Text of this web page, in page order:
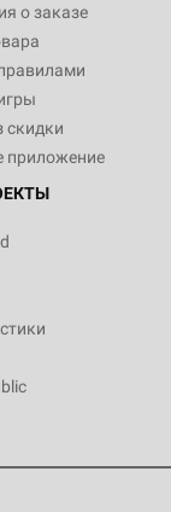
о заказе
скидки
приложение